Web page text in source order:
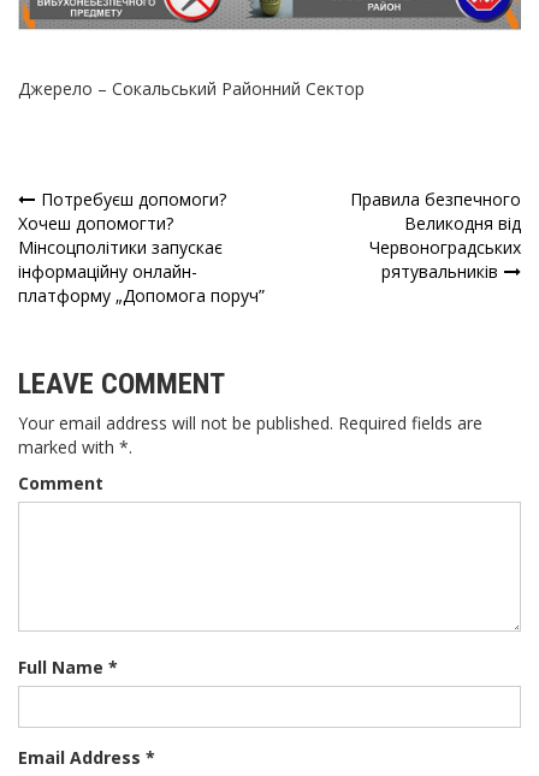
Джерело – Сокальський Районний Сектор
Навігація
записів
Потребуєш допомоги?
Хочеш допомогти?
Мінсоцполітики запускає
інформаційну онлайн-
платформу „Допомога поруч”
Правила безпечного
Великодня від
Червоноградських
рятувальників
LEAVE COMMENT
Your email address will not be published. Required fields are
marked with *.
Comment
Full Name *
Email Address *